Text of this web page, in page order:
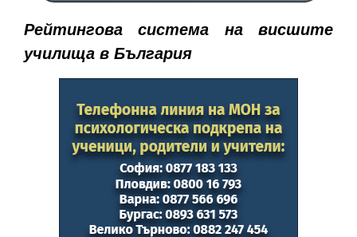
Рейтингова система на висшите
училища в България